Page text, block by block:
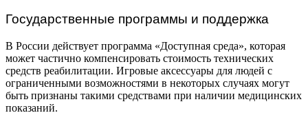
Государственные программы и поддержка
В России действует программа «Доступная среда», которая
может частично компенсировать стоимость технических
средств реабилитации. Игровые аксессуары для людей с
ограниченными возможностями в некоторых случаях могут
быть признаны такими средствами при наличии медицинских
показаний.